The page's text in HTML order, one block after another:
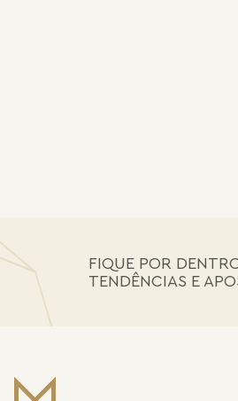
FIQUE POR
TENDÊNCIAS E